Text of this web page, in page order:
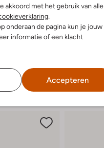
akkoord met het gebruik van alle
.
onderaan de pagina kun je jouw
informatie of een klacht
Accepteren